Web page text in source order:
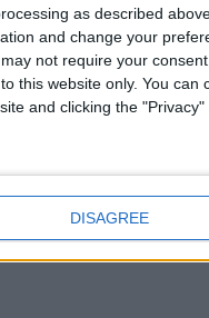
as described
and change your
not require your
this website only. You
and clicking the
DISAGREE
individuelles ressortent.»